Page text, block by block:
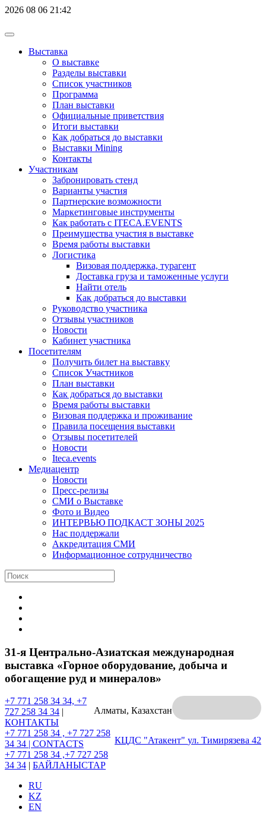
2026 08 06 21:42
Выставка
О выставке
Разделы выставки
Список участников
Программа
План выставки
Официальные приветствия
Итоги выставки
Как добраться до выставки
Выставки Mining
Контакты
Участникам
Забронировать стенд
Варианты участия
Партнерские возможности
Маркетинговые инструменты
Как работать с ITECA.EVENTS
Преимущества участия в выставке
Время работы выставки
Логистика
Визовая поддержка, турагент
Доставка груза и таможенные услуги
Найти отель
Как добраться до выставки
Руководство участника
Отзывы участников
Новости
Кабинет участника
Посетителям
Получить билет на выставку
Список Участников
План выставки
Как добраться до выставки
Время работы выставки
Визовая поддержка и проживание
Правила посещения выставки
Отзывы посетителей
Новости
Iteca.events
Медиацентр
Новости
Пресс-релизы
СМИ о Выставке
Фото и Видео
ИНТЕРВЬЮ ПОДКАСТ ЗОНЫ 2025
Нас поддержали
Аккредитация СМИ
Информационное сотрудничество
31-я Центрально-Азиатская международная
выставка «Горное оборудование, добыча и
обогащение руд и минералов»
Алматы, Казахстан
КЦДС "Атакент" ул. Тимирязева 42
+7 771 258 34 34, +7
727 258 34 34 |
КОНТАКТЫ
+7 771 258 34 , +7 727 258
34 34 | CONTACTS
+7 771 258 34 ,+7 727 258
34 34 | БАЙЛАНЫСТАР
RU
KZ
EN